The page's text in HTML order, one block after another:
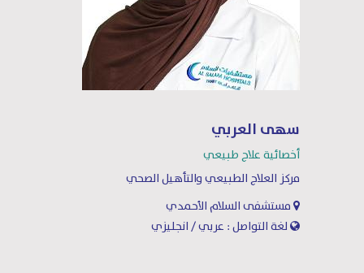
سهى العربي
أخصائية علاج طبيعي
مركز العلاج الطبيعي والتأهيل الصحي
مستشفى السلام الأحمدي
لغة التواصل : عربي / انجليزي